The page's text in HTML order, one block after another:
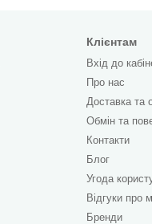
Клієнтам
Вхід до
Про нас
Доставка та
Обмін та
Контакти
Блог
Угода
Відгуки про
Бренди